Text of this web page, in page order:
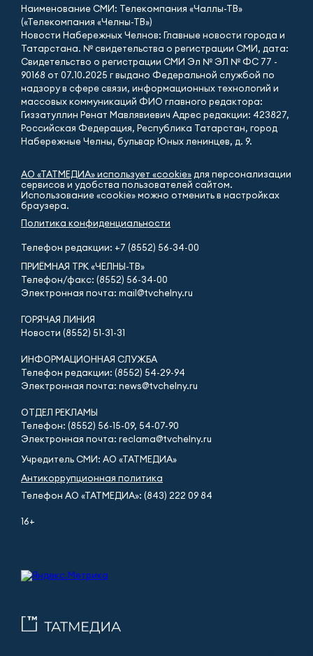
Наименование СМИ: Телекомпания «Чаллы-ТВ»
(«Телекомпания «Челны-ТВ»)
Новости Набережных Челнов: Главные новости города и
Татарстана. № свидетельства о регистрации СМИ, дата:
Свидетельство о регистрации СМИ Эл № ЭЛ № ФС 77 -
90168 от 07.10.2025 г выдано Федеральной службой по
надзору в сфере связи, информационных технологий и
массовых коммуникаций ФИО главного редактора:
Гиззатуллин Ренат Мавлявиевич Адрес редакции: 423827,
Российская Федерация, Республика Татарстан, город
Набережные Челны, бульвар Юных ленинцев, д. 9.
АО «ТАТМЕДИА» использует «cookie» для персонализации
сервисов и удобства пользователей сайтом.
Использование «cookie» можно отменить в настройках
браузера.
Политика конфиденциальности
Телефон редакции: +7 (8552) 56-34-00
ПРИЁМНАЯ ТРК «ЧЕЛНЫ-ТВ»
Телефон/факс: (8552) 56-34-00
Электронная почта: mail@tvchelny.ru
ГОРЯЧАЯ ЛИНИЯ
Новости (8552) 51-31-31
ИНФОРМАЦИОННАЯ СЛУЖБА
Телефон редакции: (8552) 54-29-94
Электронная почта: news@tvchelny.ru
ОТДЕЛ РЕКЛАМЫ
Телефон: (8552) 56-15-09, 54-07-90
Электронная почта: reclama@tvchelny.ru
Учредитель СМИ: АО «ТАТМЕДИА»
Антикоррупционная политика
Телефон АО «ТАТМЕДИА»: (843) 222 09 84
16+